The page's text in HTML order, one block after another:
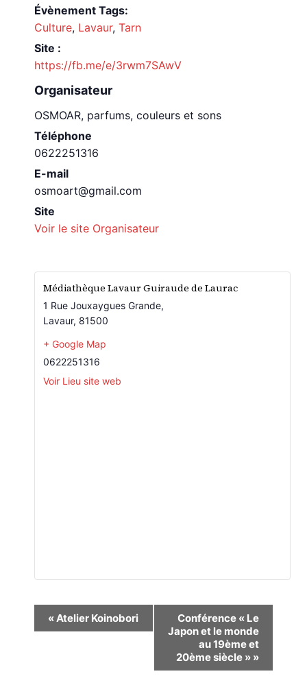
Évènement Tags:
Culture, Lavaur,Tarn
Site :
https://fb.me/e/3rwm7SAwV
Organisateur
OSMOAR, parfums, couleurs et sons
Téléphone
0622251316
E-mail
osmoart@gmail.com
Site
Voir le site Organisateur
Médiathèque Lavaur Guiraude de Laurac
1 Rue Jouxaygues Grande,
Lavaur, 81500
+ Google Map
0622251316
Voir Lieu site web
Navigation
«Atelier Koinobori
Conférence « Le
Japon et le monde
au 19ème et
20ème siècle » »